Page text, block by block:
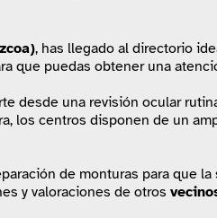
, has llegado al directorio
que puedas obtener una
desde una revisión ocular
los centros disponen de un
de monturas para que
y valoraciones de otros